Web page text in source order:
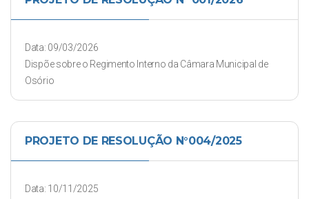
Data: 09/03/2026
Dispõe sobre o Regimento Interno da Câmara Municipal de
Osório
PROJETO DE RESOLUÇÃO N°004/2025
Data: 10/11/2025